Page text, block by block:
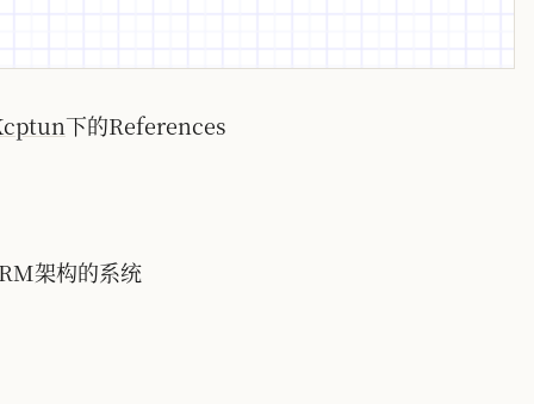
下的References
架构的系统